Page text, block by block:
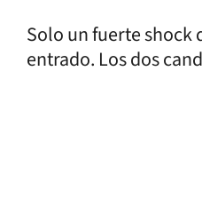
Solo un fuerte shock
entrado. Los dos